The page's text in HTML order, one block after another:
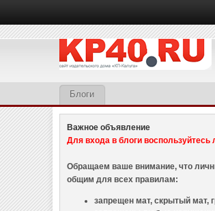
Блоги
Важное объявление
Для входа в блоги
Обращаем ваше внимание, что
общим для всех правилам:
запрещен мат, скрытый мат,